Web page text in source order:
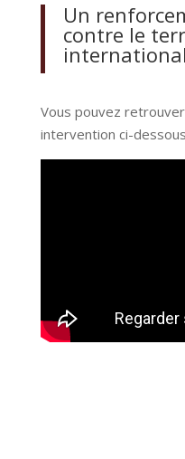
Un
contre le
Vous pouvez
intervention ci-